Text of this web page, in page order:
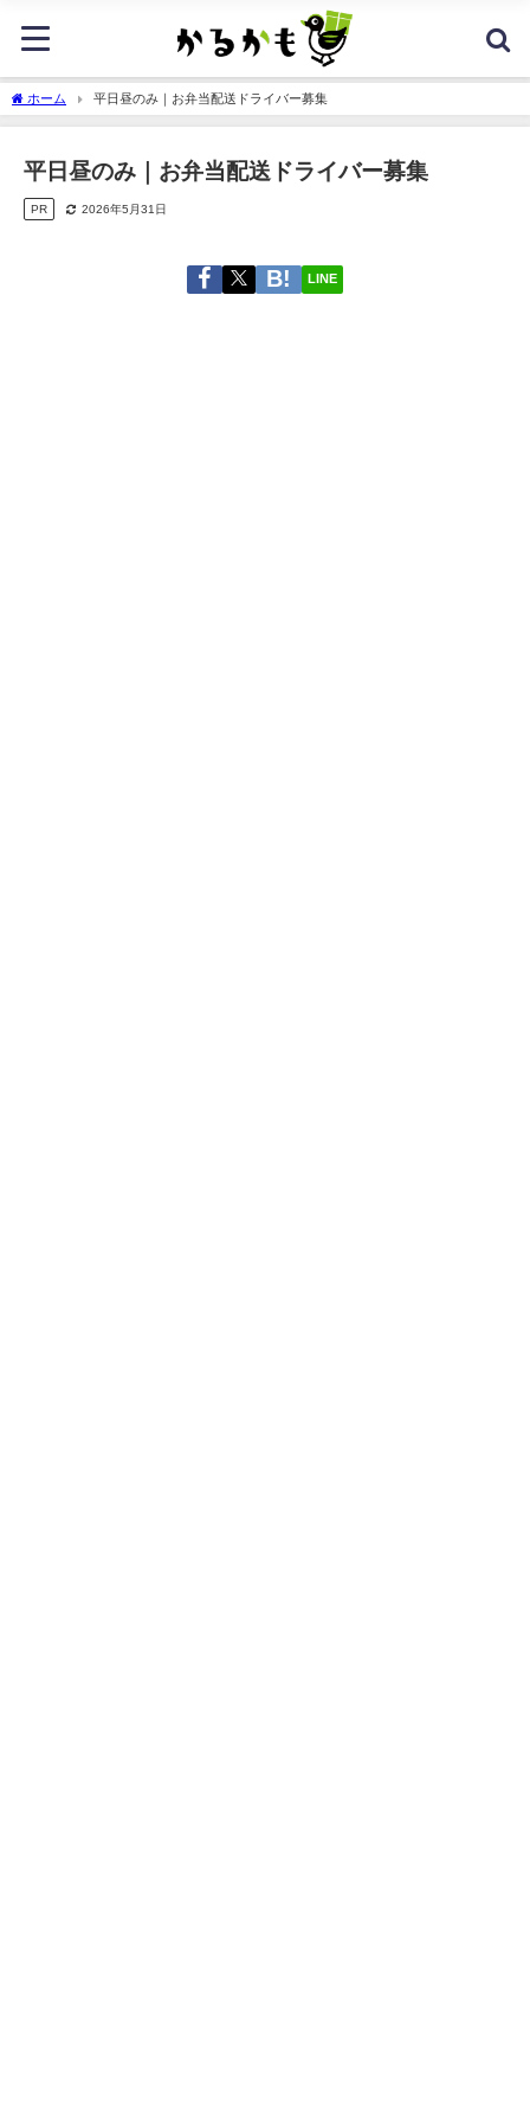
ホーム 平日昼のみ｜お弁当配送ドライバー募集
平日昼のみ｜お弁当配送ドライバー募集
PR 2026年5月31日
LINE